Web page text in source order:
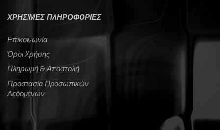
ΧΡΗΣΙΜΕΣ ΠΛΗΡΟΦΟΡΙΕΣ
Επικοινωνία
Όροι Χρήσης
Πληρωμή & Αποστολή
Προστασία Προσωπικών
Δεδομένων